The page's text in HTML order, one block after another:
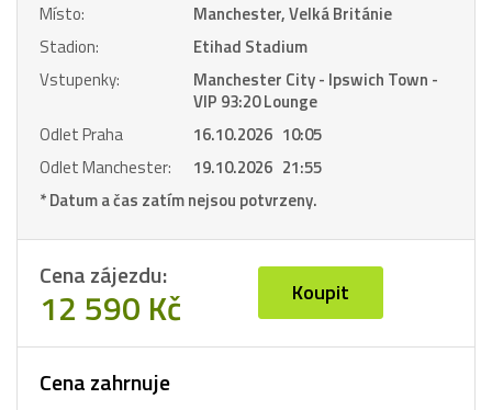
Místo:
Manchester, Velká Británie
Stadion:
Etihad Stadium
Vstupenky:
Manchester City - Ipswich Town -
VIP 93:20 Lounge
Odlet Praha
16.10.2026 10:05
Odlet Manchester:
19.10.2026 21:55
* Datum a čas zatím nejsou potvrzeny.
Cena zájezdu:
12 590 Kč Koupit
Cena zahrnuje